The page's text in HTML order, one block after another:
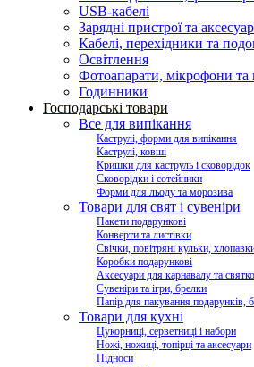
USB-кабелі
Зарядні пристрої та
Кабелі, перехідники та
Освітлення
Фотоапарати, мікрофони та
Годинники
Господарські товари
Все для випікання
Каструлі, форми для випікання
Каструлі, ковші
Кришки для каструль і сковорідок
Сковорідки і сотейники
Форми для льоду та морозива
Товари для свят і сувеніри
Пакети подарункові
Конверти та листівки
Свічки, повітряні кульки,
Коробки подарункові
Аксесуари для карнавалу та
Сувеніри та ігри, брелки
Папір для пакування подарунків,
Товари для кухні
Цукорниці, серветниці і набори
Ножі, ножиці, топірці та аксесуари
Підноси